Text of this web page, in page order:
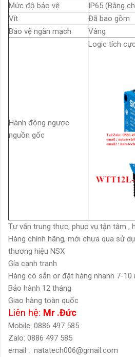
Mức độ bảo vệ
IP65 (Bằng
Vít
Đã bao gồm
Bảo vệ ngắn mạch
Vâng
Hành động ngược
nguồn gốc
Logic tích
Tư vấn trung thực, phục vụ tận tâm ,
Hàng chính hãng, mới chưa qua sử
thương hiệu NSX
Gía cạnh tranh
Hàng có sẵn or đặt hàng nhanh 7-10
Bảo hành 12 tháng
Giao hàng toàn quốc
Liên hệ: Mr .Đức
Mobile: 0886 497 585
Zalo: 0886 497 585
email : natatech006@gmail.com